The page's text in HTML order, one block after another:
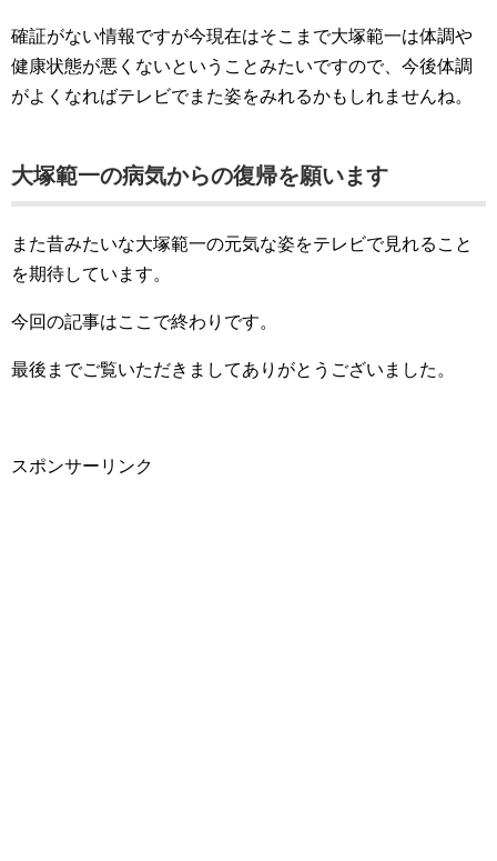
確証がない情報ですが今現在はそこまで大塚範一は体調や
健康状態が悪くないということみたいですので、今後体調
がよくなればテレビでまた姿をみれるかもしれませんね。
大塚範一の病気からの復帰を願います
また昔みたいな大塚範一の元気な姿をテレビで見れること
を期待しています。
今回の記事はここで終わりです。
最後までご覧いただきましてありがとうございました。
スポンサーリンク